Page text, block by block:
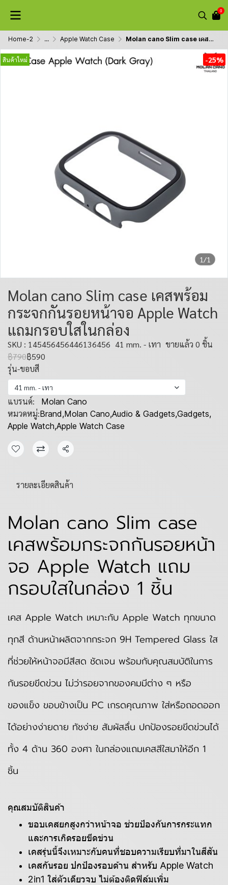
0
Home-2 ... Apple Watch Case Molan cano Slim case เคสพร้อมกระจกกันรอยหน้าจอ Apple Watch แถมกรอบใสในกล่อง
1/1
สินค้าใหม่ -25%
Molan cano Slim case เคสพร้อม
กระจกกันรอยหน้าจอ Apple Watch
แถมกรอบใสในกล่อง
SKU : 145456456446136456 41 mm. - เทา ขายแล้ว 0 ชิ้น
฿790฿590
รุ่น-ขอบสี
41 mm. - เทา
แบรนด์: Molan Cano
หมวดหมู่:Brand,Molan Cano,Audio & Gadgets,Gadgets,
Apple Watch,Apple Watch Case
แชร์
รายละเอียดสินค้า
Molan cano Slim case
เคสพร้อมกระจกกันรอยหน้า
จอ Apple Watch แถม
กรอบใสในกล่อง 1 ชิ้น
เคส Apple Watch เหมาะกับ Apple Watch ทุกขนาด
ทุกสี ด้านหน้าผลิตจากกระจก 9H Tempered Glass ใส
ที่ช่วยให้หน้าจอมีสีสด ชัดเจน พร้อมกับคุณสมบัติในการ
กันรอยขีดข่วน ไม่ว่ารอยจากของคมมีต่าง ๆ หรือ
ของแข็ง ขอบข้างเป็น PC เกรดคุณภาพ ใส่หรือถอดออก
ได้อย่างง่ายดาย ทัชง่าย สัมผัสลื่น ปกป้องรอยขีดข่วนได้
ทั้ง 4 ด้าน 360 องศา ในกล่องแถมเคสสีใสมาให้อีก 1
ชิ้น
คุณสมบัติสินค้า
ขอบเคสยกสูงกว่าหน้าจอ ช่วยป้องกันการกระแทก
และการเกิดรอยขีดข่วน
เคสรุ่นนี้จึงเหมาะกับคนที่ชอบความเรียบที่มาในสีสัน
เคสกันรอย ปกป้องรอบด้าน สำหรับ Apple Watch
2in1 ใส่ตัวเดียวจบ ไม่ต้องติดฟิล์มเพิ่ม